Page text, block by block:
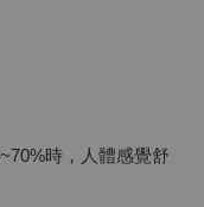
時，人體感覺舒